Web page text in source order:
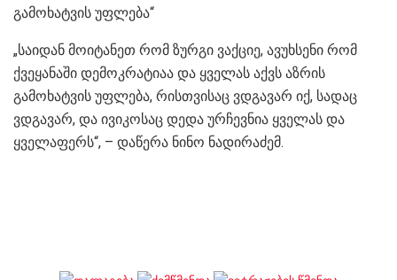
გამოხატვის უფლება“
„საიდან მოიტანეთ რომ ზურგი ვაქციე, ავუხსენი რომ
ქვეყანაში დემოკრატიაა და ყველას აქვს აზრის
გამოხატვის უფლება, რისთვისაც ვდგავარ იქ, სადაც
ვდგავარ, და ივიკოსაც დედა ურჩევნია ყველას და
ყველაფერს“, – დაწერა ნინო ნადირაძემ.